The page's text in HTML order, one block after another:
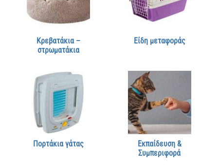
Κρεβατάκια –
στρωματάκια
Είδη μεταφοράς
Πορτάκια γάτας
Εκπαίδευση &
Συμπεριφορά